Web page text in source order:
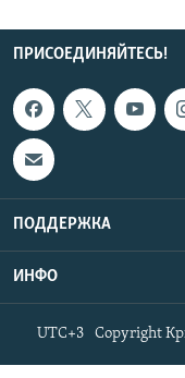
ПРИСОЕДИНЯЙТЕСЬ!
ПОДДЕРЖКА
ИНФО
Copyright
UTC+3